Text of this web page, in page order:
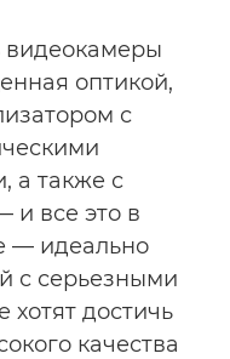
видеокамеры
оптикой,
с
а также с
и все это в
— идеально
с серьезными
достичь
качества